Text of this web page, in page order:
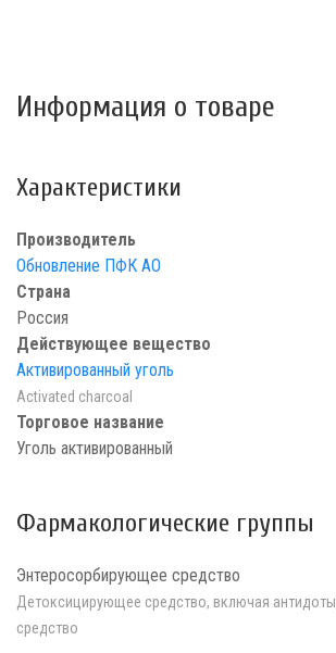
Информация о товаре
Характеристики
Производитель
Обновление ПФК АО
Страна
Россия
Действующее вещество
Активированный уголь
Activated charcoal
Торговое название
Уголь активированный
Фармакологические группы
Энтеросорбирующее средство
Детоксицирующее средство, включая
средство